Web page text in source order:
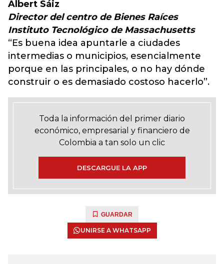
Albert Sáiz
Director del centro de Bienes Raíces
Instituto Tecnológico de Massachusetts
“Es buena idea apuntarle a ciudades
intermedias o municipios, esencialmente
porque en las principales, o no hay dónde
construir o es demasiado costoso hacerlo”.
Toda la información del primer diario
económico, empresarial y financiero de
Colombia a tan solo un clic
DESCARGUE LA APP
GUARDAR
UNIRSE A WHATSAPP